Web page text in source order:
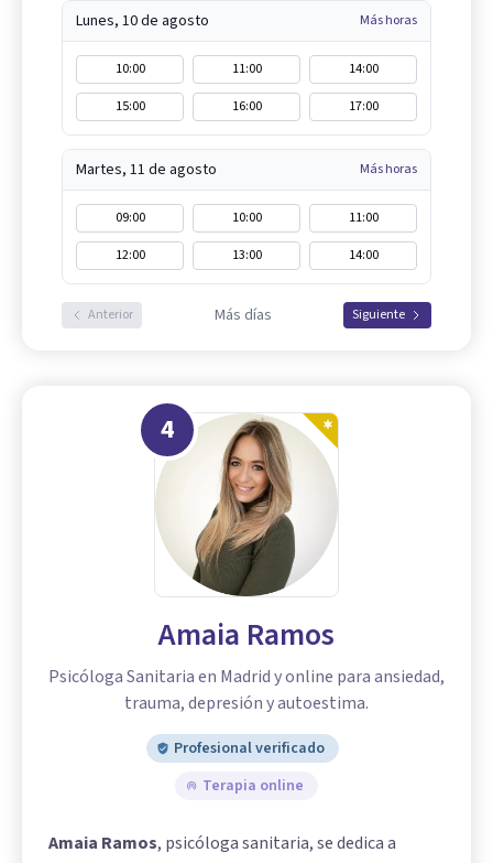
Lunes, 10 de agosto Más horas
10:00 11:00
14:00
15:00
16:00 17:00
Martes, 11 de agosto Más horas
09:00 10:00
11:00
12:00
13:00 14:00
Anterior Más días Siguiente
4
Amaia Ramos
Psicóloga Sanitaria en Madrid y online para ansiedad,
trauma, depresión y autoestima.
Profesional verificado
Terapia online
Amaia Ramos, psicóloga sanitaria, se dedica a